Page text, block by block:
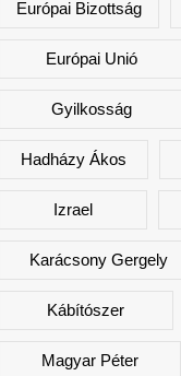
Európai Bizottság
Európai Unió
Gyilkosság
Hadházy Ákos
Izrael
Karácsony Gergely
Kábítószer
Magyar Péter